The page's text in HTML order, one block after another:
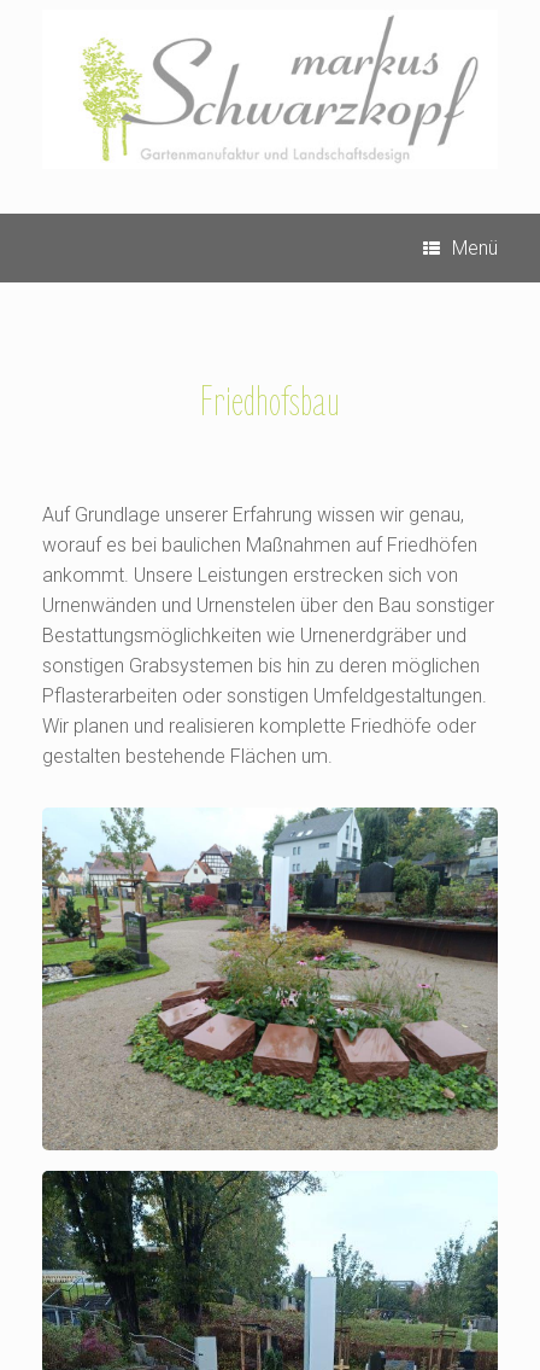
Menü
Friedhofsbau
Auf Grundlage unserer Erfahrung wissen wir genau,
worauf es bei baulichen Maßnahmen auf Friedhöfen
ankommt. Unsere Leistungen erstrecken sich von
Urnenwänden und Urnenstelen über den Bau sonstiger
Bestattungsmöglichkeiten wie Urnenerdgräber und
sonstigen Grabsystemen bis hin zu deren möglichen
Pflasterarbeiten oder sonstigen Umfeldgestaltungen.
Wir planen und realisieren komplette Friedhöfe oder
gestalten bestehende Flächen um.